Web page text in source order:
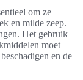
om ze
en milde zeep.
Het gebruik
moet
en de